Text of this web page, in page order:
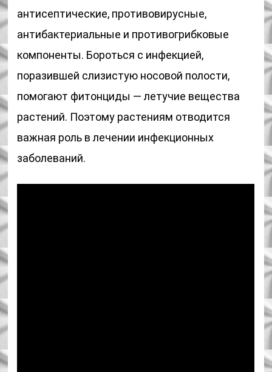
антисептические, противовирусные,
антибактериальные и противогрибковые
компоненты. Бороться с инфекцией,
поразившей слизистую носовой полости,
помогают фитонциды — летучие вещества
растений. Поэтому растениям отводится
важная роль в лечении инфекционных
заболеваний.